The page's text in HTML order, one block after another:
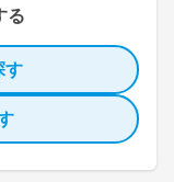
る
す